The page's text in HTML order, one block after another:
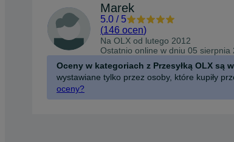
Marek
5.0 / 5
(146 ocen)
Na OLX od lutego 2012
Ostatnio online w dniu 05 sierpnia
Oceny w kategoriach z Przesyłką OLX są
wystawiane tylko przez osoby, które kupiły
oceny?